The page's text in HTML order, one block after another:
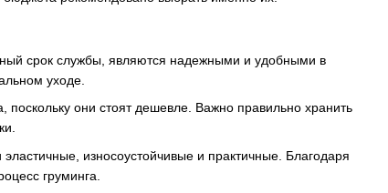
срок службы, являются надежными и удобными в
уходе.
они стоят дешевле. Важно правильно хранить
износоустойчивые и практичные. Благодаря
груминга.